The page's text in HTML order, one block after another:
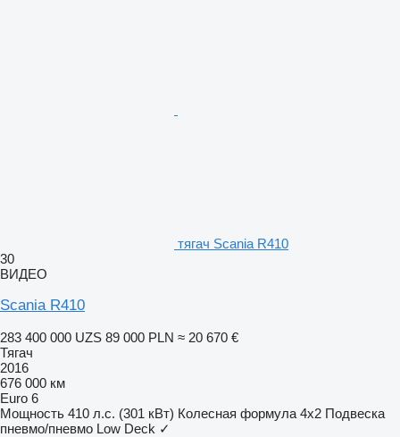
тягач Scania R410
30
ВИДЕО
Scania R410
283 400 000 UZS 89 000 PLN ≈ 20 670 €
Тягач
2016
676 000 км
Euro 6
Мощность 410 л.с. (301 кВт) Колесная формула 4x2 Подвеска
пневмо/пневмо Low Deck ✓